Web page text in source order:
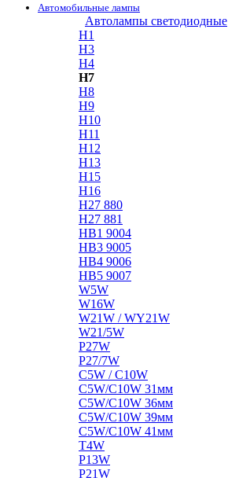
Автомобильные лампы
Автолампы светодиодные
H1
H3
H4
H7
H8
H9
H10
H11
H12
H13
H15
H16
H27 880
H27 881
HB1 9004
HB3 9005
HB4 9006
HB5 9007
W5W
W16W
W21W / WY21W
W21/5W
P27W
P27/7W
C5W / C10W
C5W/C10W 31мм
C5W/C10W 36мм
C5W/C10W 39мм
C5W/C10W 41мм
T4W
P13W
P21W